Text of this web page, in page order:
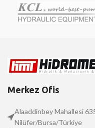
Merkez Ofis
Alaaddinbey Mahallesi
Nilüfer/Bursa/Türkiye